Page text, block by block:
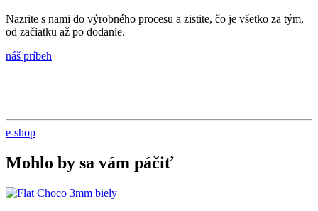
Nazrite s nami do výrobného procesu a zistite, čo je všetko za tým,
od začiatku až po dodanie.
náš príbeh
e-shop
Mohlo by sa vám páčiť